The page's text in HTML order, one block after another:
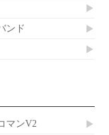
ンド
マンV2